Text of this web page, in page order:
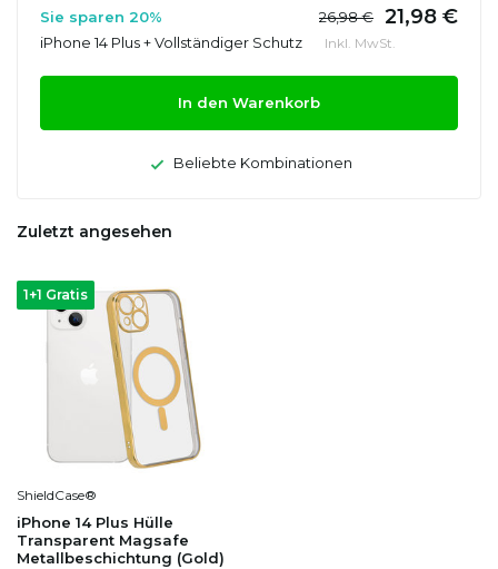
Sie sparen 20% 26,98 € 21,98 €
iPhone 14 Plus + Vollständiger Schutz Inkl. MwSt.
In den Warenkorb
Beliebte Kombinationen
Zuletzt angesehen
1+1 Gratis
ShieldCase®
iPhone 14 Plus Hülle
Transparent Magsafe
Metallbeschichtung (Gold)